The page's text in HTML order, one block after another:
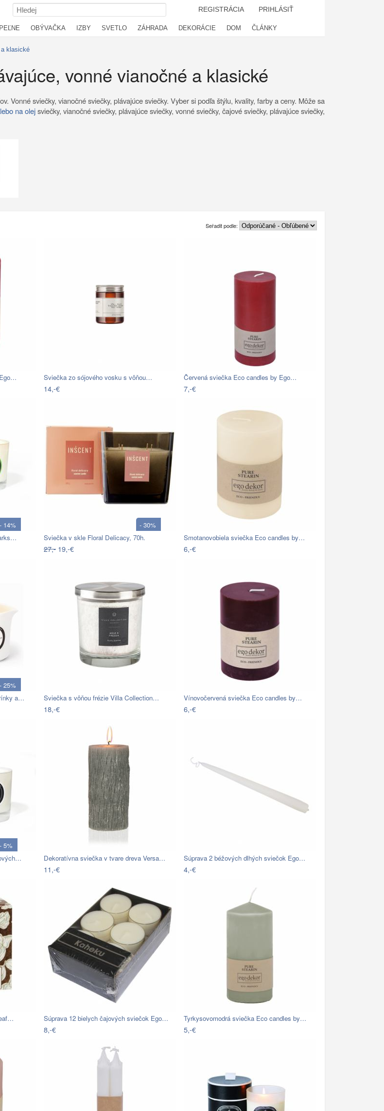
REGISTRÁCIA PRIHLÁSIŤ
OBÝVAČKA IZBY SVETLO ZÁHRADA DEKORÁCIE DOM ČLÁNKY
klasické
vonné vianočné a klasické
Vonné sviečky, vianočné sviečky, plávajúce sviečky. Vyber si podľa štýlu, kvality, farby a ceny. Môže sa
na olejsviečky, vianočné sviečky, plávajúce sviečky, vonné sviečky, čajové sviečky, plávajúce sviečky,
Seřadit podle:
Sviečka zo sójového vosku s vôňou…
14,-€
Červená sviečka Eco candles by Ego…
7,-€
- 14%
- 30%
Sviečka v skle Floral Delicacy, 70h.
27,- 19,-€
Smotanovobiela sviečka Eco candles by…
6,-€
- 25%
a…
Sviečka s vôňou frézie Villa Collection…
18,-€
Vínovočervená sviečka Eco candles by…
6,-€
- 5%
Dekoratívna sviečka v tvare dreva Versa…
11,-€
Súprava 2 béžových dlhých sviečok Ego…
4,-€
Súprava 12 bielych čajových sviečok Ego…
8,-€
Tyrkysovomodrá sviečka Eco candles by…
5,-€